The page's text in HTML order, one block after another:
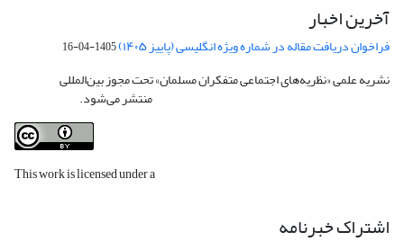
آخرین اخبار
فراخوان دریافت مقاله در شماره ویژه انگلیسی (پاییز ۱۴۰۵) 1405-04-16
نشریه علمی «نظریه‌های اجتماعی متفکران مسلمان» تحت مجوز بین‌المللی
منتشر می‌شود.
This work is licensed under a
اشتراک خبرنامه